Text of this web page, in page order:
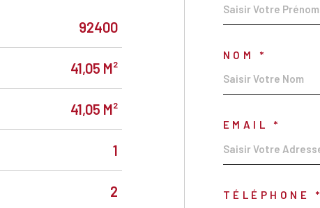
92400
41,05 M²
41,05 M²
1
2
NOM *
EMAIL *
TÉLÉPHONE *